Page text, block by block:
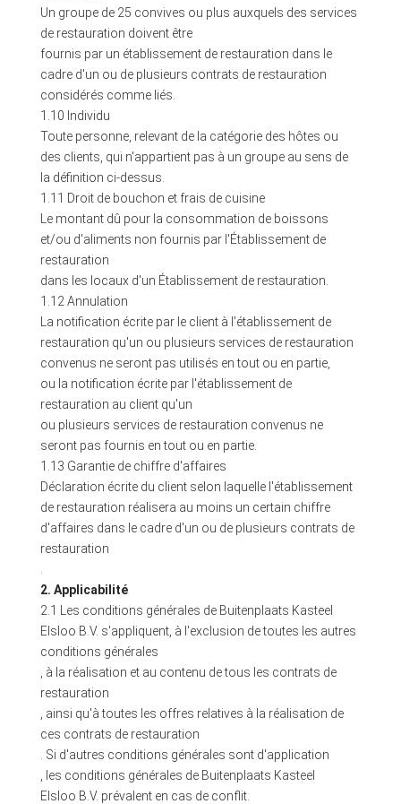
Un groupe de 25 convives ou plus auxquels des services
de restauration doivent être
fournis par un établissement de restauration dans le
cadre d'un ou de plusieurs contrats de restauration
considérés comme liés.
1.10 Individu
Toute personne, relevant de la catégorie des hôtes ou
des clients, qui n'appartient pas à un groupe au sens de
la définition ci-dessus.
1.11 Droit de bouchon et frais de cuisine
Le montant dû pour la consommation de boissons
et/ou d'aliments non fournis par l'Établissement de
restauration
dans les locaux d'un Établissement de restauration.
1.12 Annulation
La notification écrite par le client à l'établissement de
restauration qu'un ou plusieurs services de restauration
convenus ne seront pas utilisés en tout ou en partie,
ou la notification écrite par l'établissement de
restauration au client qu'un
ou plusieurs services de restauration convenus ne
seront pas fournis en tout ou en partie.
1.13 Garantie de chiffre d'affaires
Déclaration écrite du client selon laquelle l'établissement
de restauration réalisera au moins un certain chiffre
d'affaires dans le cadre d'un ou de plusieurs contrats de
restauration
2. Applicabilité
2.1 Les conditions générales de Buitenplaats Kasteel
Elsloo B.V. s'appliquent, à l'exclusion de toutes les autres
conditions générales
, à la réalisation et au contenu de tous les contrats de
restauration
, ainsi qu'à toutes les offres relatives à la réalisation de
ces contrats de restauration
. Si d'autres conditions générales sont d'application
, les conditions générales de Buitenplaats Kasteel
Elsloo B.V. prévalent en cas de conflit.